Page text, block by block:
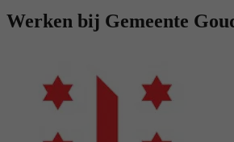
Werken bij Gemeente